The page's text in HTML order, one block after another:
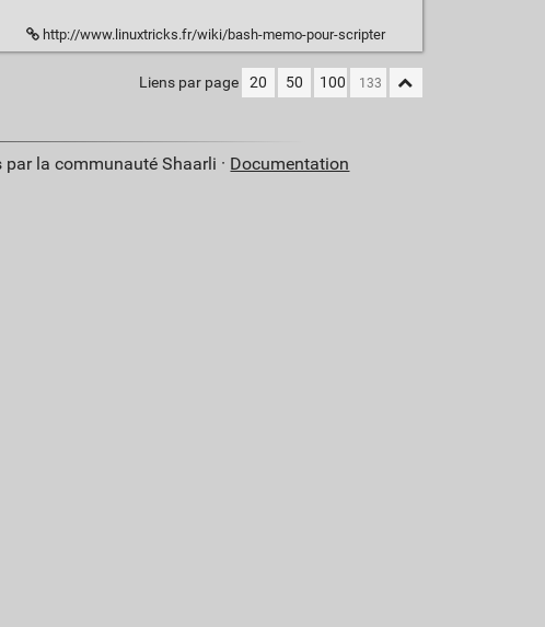
http://www.linuxtricks.fr/wiki/bash-memo-pour-scripter
Liens par page 20 50 100
la communauté Shaarli · Documentation